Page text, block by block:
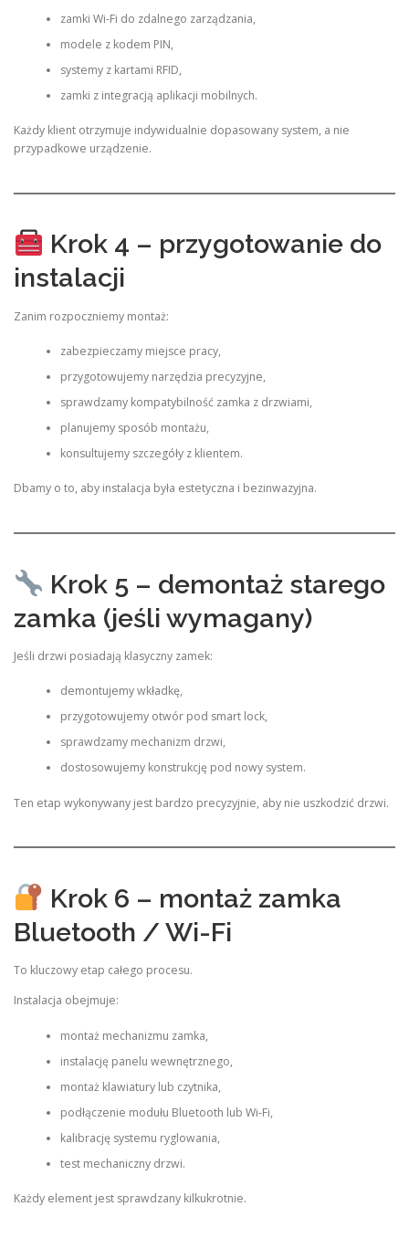
zamki Wi-Fi do zdalnego zarządzania,
modele z kodem PIN,
systemy z kartami RFID,
zamki z integracją aplikacji mobilnych.
Każdy klient otrzymuje indywidualnie dopasowany system, a nie
przypadkowe urządzenie.
Krok 4 – przygotowanie do
instalacji
Zanim rozpoczniemy montaż:
zabezpieczamy miejsce pracy,
przygotowujemy narzędzia precyzyjne,
sprawdzamy kompatybilność zamka z drzwiami,
planujemy sposób montażu,
konsultujemy szczegóły z klientem.
Dbamy o to, aby instalacja była estetyczna i bezinwazyjna.
Krok 5 – demontaż starego
zamka (jeśli wymagany)
Jeśli drzwi posiadają klasyczny zamek:
demontujemy wkładkę,
przygotowujemy otwór pod smart lock,
sprawdzamy mechanizm drzwi,
dostosowujemy konstrukcję pod nowy system.
Ten etap wykonywany jest bardzo precyzyjnie, aby nie uszkodzić drzwi.
Krok 6 – montaż zamka
Bluetooth / Wi-Fi
To kluczowy etap całego procesu.
Instalacja obejmuje:
montaż mechanizmu zamka,
instalację panelu wewnętrznego,
montaż klawiatury lub czytnika,
podłączenie modułu Bluetooth lub Wi-Fi,
kalibrację systemu ryglowania,
test mechaniczny drzwi.
Każdy element jest sprawdzany kilkukrotnie.